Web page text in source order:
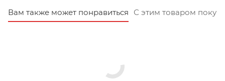
Вам также может понравиться С этим товаром